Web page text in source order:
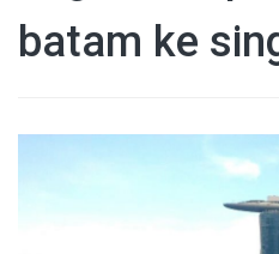
batam ke